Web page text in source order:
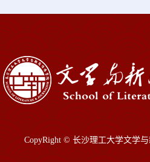
CopyRight © 长沙理工大学文学